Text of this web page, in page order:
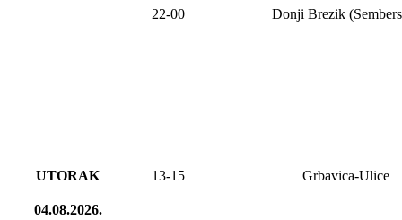
22-00 Donji Brezik
UTORAK
04.08.2026.
13-15 Grbavica-Ulice